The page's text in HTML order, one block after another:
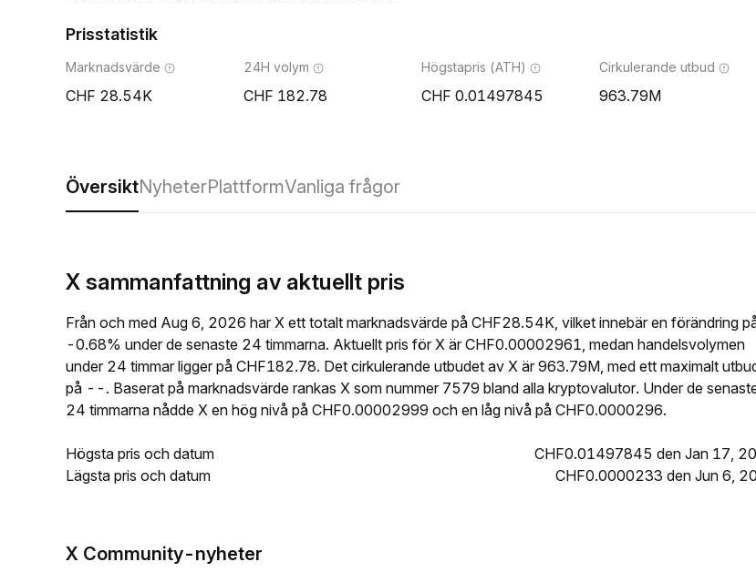
Prisstatistik
Marknadsvärde
28.54K
24H volym
182.78
Högstapris (ATH)
0.01497845
Cirkulerande utbud
963.79M
ÖversiktNyheterPlattformVanliga frågor
X sammanfattning av aktuellt pris
Från och med Aug 6, 2026 har X ett totalt marknadsvärde på CHF28.54K, vilket innebär en förändring
-0.68% under de senaste 24 timmarna. Aktuellt pris för X är CHF0.00002961, medan handelsvolymen
under 24 timmar ligger på CHF182.78. Det cirkulerande utbudet av X är 963.79M, med ett maximalt
på --. Baserat på marknadsvärde rankas X som nummer 7579 bland alla kryptovalutor. Under de
24 timmarna nådde X en hög nivå på CHF0.00002999 och en låg nivå på CHF0.0000296.
Högsta pris och datum
CHF0.01497845 den Jan 17,
Lägsta pris och datum
CHF0.0000233 den Jun 6,
X Community-nyheter